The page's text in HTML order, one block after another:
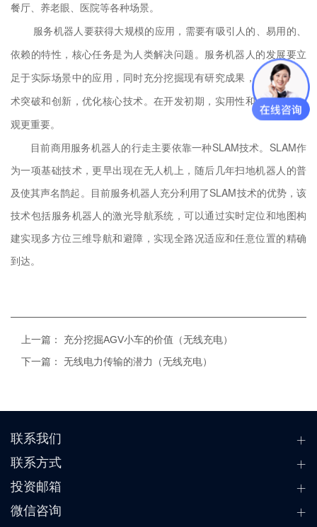
餐厅、养老眼、医院等各种场景。
服务机器人要获得大规模的应用，需要有吸引人的、易用的、
依赖的特性，核心任务是为人类解决问题。服务机器人的发展要立
足于实际场景中的应用，同时充分挖掘现有研究成果，寻求单点技
术突破和创新，优化核心技术。在开发初期，实用性和功能性比外
观更重要。
目前商用服务机器人的行走主要依靠一种SLAM技术。SLAM作
为一项基础技术，更早出现在无人机上，随后几年扫地机器人的普
及使其声名鹊起。目前服务机器人充分利用了SLAM技术的优势，该
技术包括服务机器人的激光导航系统，可以通过实时定位和地图构
建实现多方位三维导航和避障，实现全路况适应和任意位置的精确
到达。
上一篇：
充分挖掘AGV小车的价值（无线充电）
下一篇：
无线电力传输的潜力（无线充电）
联系我们
联系方式
投资邮箱
微信咨询